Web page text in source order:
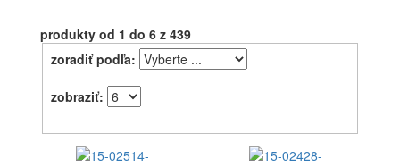
produkty od 1 do 6 z 439
zoradiť podľa:
zobraziť: